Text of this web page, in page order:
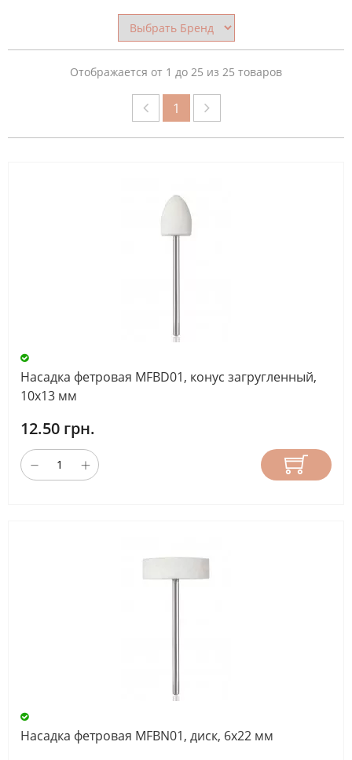
БРЕНД
ПРОИЗВОДИТЕЛЬ
ДЛИНА
РАБОЧЕЙ
(ММ)
Отображается от 1 до 25 из 25 товаров
1
Насадка фетровая MFBD01, конус загругленный,
10х13 мм
12.50 грн.
Насадка фетровая MFBN01, диск, 6х22 мм